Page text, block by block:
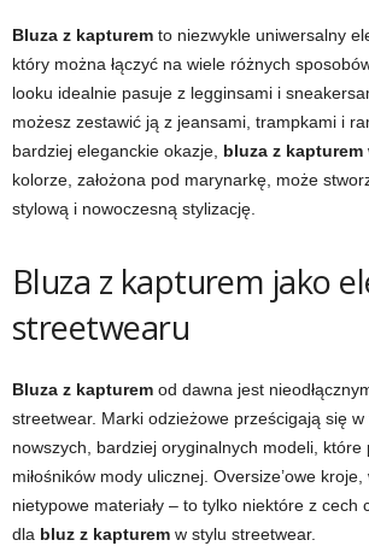
Bluza z kapturem to niezwykle uniwersalny
który można łączyć na wiele różnych
looku idealnie pasuje z legginsami i
możesz zestawić ją z jeansami, trampkami i
bardziej eleganckie okazje, bluza z kapturem
kolorze, założona pod marynarkę, może
stylową i nowoczesną stylizację.
Bluza z kapturem jako
streetwearu
Bluza z kapturem od dawna jest
streetwear. Marki odzieżowe prześcigają się
nowszych, bardziej oryginalnych modeli, które
miłośników mody ulicznej. Oversize’owe kroje,
nietypowe materiały – to tylko niektóre z cech
dla bluz z kapturem w stylu streetwear.